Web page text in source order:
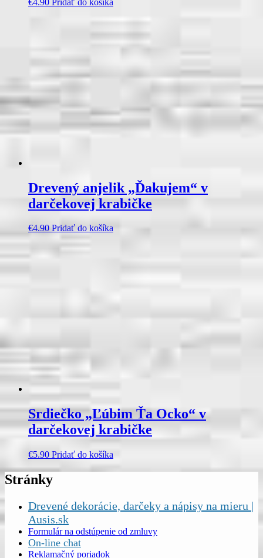
Drevený anjelik „Ďakujem“ v
darčekovej krabičke
€4.90 Pridať do košíka
Srdiečko „Ľúbim Ťa Ocko“ v
darčekovej krabičke
€5.90 Pridať do košíka
Stránky
Drevené dekorácie, darčeky a nápisy na mieru |
Ausis.sk
Formulár na odstúpenie od zmluvy
On-line chat
Reklamačný poriadok